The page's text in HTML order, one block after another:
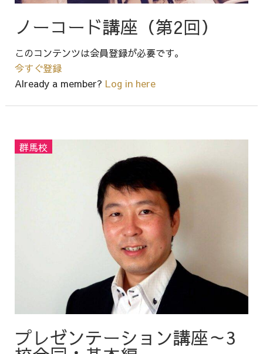
ノーコード講座（第2回）
このコンテンツは会員登録が必要です。
今すぐ登録
Already a member? Log in here
プレゼンテーション講座～3